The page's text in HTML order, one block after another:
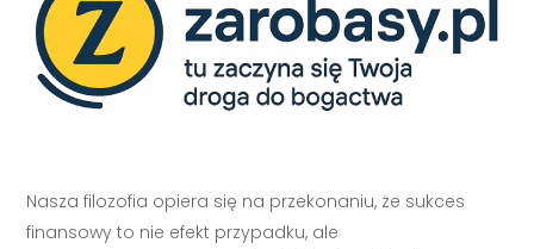
Nasza filozofia opiera się na przekonaniu, że sukces
finansowy to nie efekt przypadku, ale